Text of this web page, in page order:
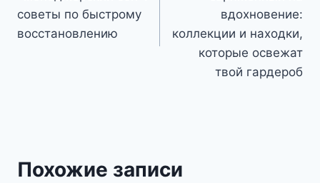
записям
советы по быстрому
восстановлению
вдохновение:
коллекции и находки,
которые освежат
твой гардероб
Похожие записи